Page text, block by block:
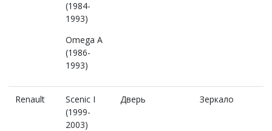
(1984-
1993)
Omega A
(1986-
1993)
Renault
Scenic I
(1999-
2003)
Дверь Зеркало